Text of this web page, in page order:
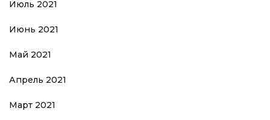
Июль 2021
Июнь 2021
Май 2021
Апрель 2021
Март 2021